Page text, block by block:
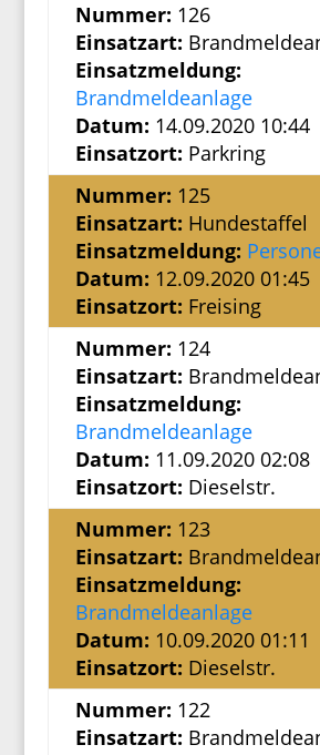
Nummer: 126
Einsatzart:
Einsatzmeldung:
Brandmeldeanlage
Datum: 14.09.2020 10:44
Einsatzort: Parkring
Nummer: 125
Einsatzart: Hundestaffel
Einsatzmeldung:
Datum: 12.09.2020 01:45
Einsatzort: Freising
Nummer: 124
Einsatzart:
Einsatzmeldung:
Brandmeldeanlage
Datum: 11.09.2020 02:08
Einsatzort: Dieselstr.
Nummer: 123
Einsatzart:
Einsatzmeldung:
Brandmeldeanlage
Datum: 10.09.2020 01:11
Einsatzort: Dieselstr.
Nummer: 122
Einsatzart: